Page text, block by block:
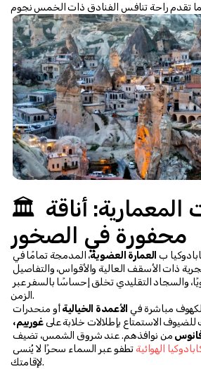
🏛️ الميزات المعمارية: أناقة
محفورة في الصخور
ب العمارة العضوية
الزمن.
مباشرة في الأعمدة الخيالية
للضيوف الاستمتاع بإطلالات خلابة على
الهوائية
لإقامتك.